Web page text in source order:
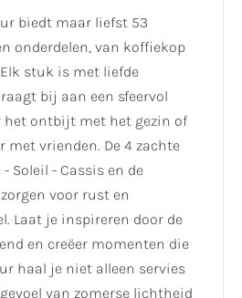
biedt maar liefst 53
onderdelen, van koffiekop
stuk is met liefde
bij aan een sfeervol
het ontbijt met het gezin of
met vrienden. De 4 zachte
Soleil - Cassis en de
voor rust en
Laat je inspireren door de
en creëer momenten die
haal je niet alleen servies
van zomerse lichtheid